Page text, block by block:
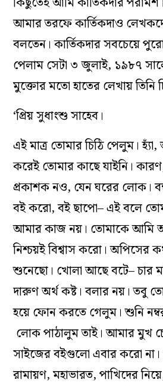
আমার তরফে কার্তিকদাও
বলতেন। কার্তিকদার সবচেয়ে
পেলাম সেটা ৩ জুলাই, ১৯৮৭
মুক্তোর মতো হাতের লেখায় তিনি
‘প্রিয় সুধাংশু সাহেব।
এই মাত্র তোমার চিঠি পেলুম। হ্যাঁ,
করেই তোমার কাছে যাইনি।
প্রকাশক নও, যেন ঘরের লোক।
বই করো, বই ছাপো– এই বলে
আমার কাজ নয়। তোমাকে আমি
নিশ্চয়ই বিশ্বাস করো। অপিসের
শুনেছো। খোলা আছে বটে– চার
দারুণ অর্থ কষ্ট। বলার নয়। তবু
হয়ে ফোন করতে গেলুম। শুনি
লোক পাঠালুম তাই। আমার মুখ
সাইজের বইগুলো এবার করো
রামায়ণ, মহাভারত, পাখিদের